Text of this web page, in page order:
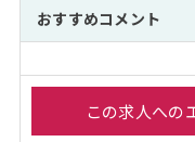
おすすめコメント
この求人への